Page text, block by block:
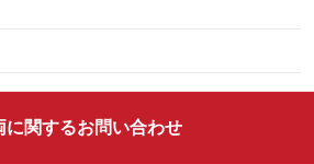
に関するお問い合わせ